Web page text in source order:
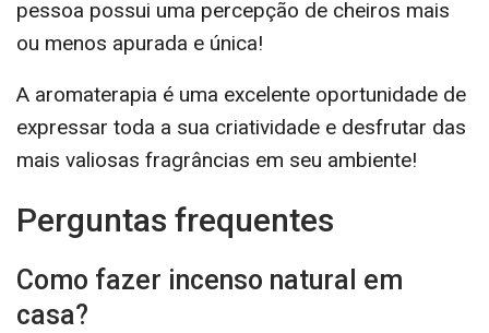
pessoa possui uma percepção de cheiros mais
ou menos apurada e única!
A aromaterapia é uma excelente oportunidade de
expressar toda a sua criatividade e desfrutar das
mais valiosas fragrâncias em seu ambiente!
Perguntas frequentes
Como fazer incenso natural em
casa?